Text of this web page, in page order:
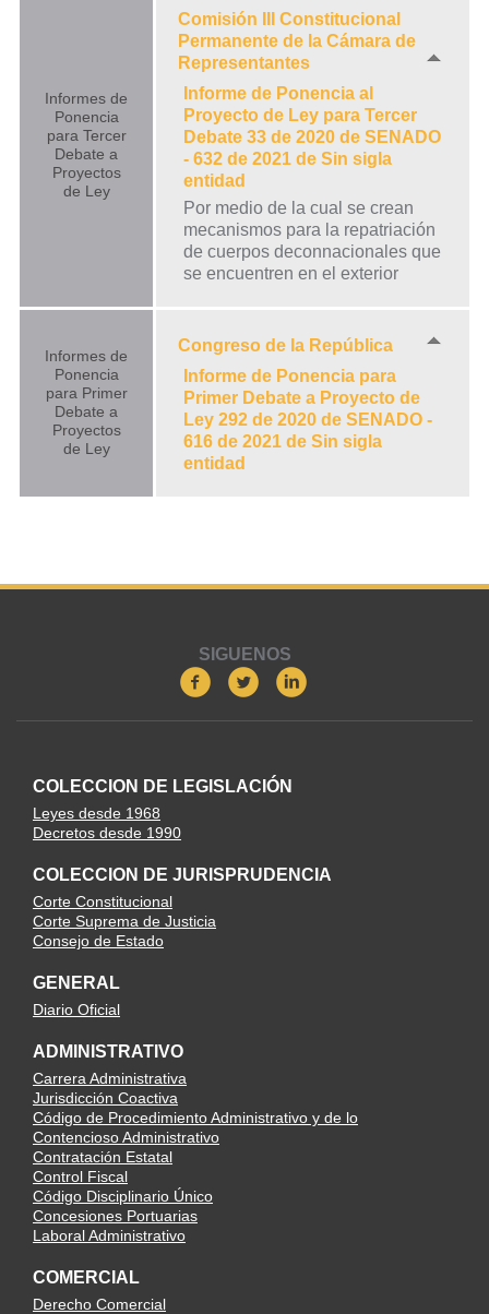
Informes de
Ponencia
para Tercer
Debate a
Proyectos
de Ley
Comisión III Constitucional
Permanente de la Cámara de
Representantes
Informe de Ponencia al
Proyecto de Ley para Tercer
Debate 33 de 2020 de SENADO
- 632 de 2021 de Sin sigla
entidad
Por medio de la cual se crean
mecanismos para la repatriación
de cuerpos deconnacionales que
se encuentren en el exterior
Informes de
Ponencia
para Primer
Debate a
Proyectos
de Ley
Congreso de la República
Informe de Ponencia para
Primer Debate a Proyecto de
Ley 292 de 2020 de SENADO -
616 de 2021 de Sin sigla
entidad
SIGUENOS
COLECCION DE LEGISLACIÓN
Leyes desde 1968
Decretos desde 1990
COLECCION DE JURISPRUDENCIA
Corte Constitucional
Corte Suprema de Justicia
Consejo de Estado
GENERAL
Diario Oficial
ADMINISTRATIVO
Carrera Administrativa
Jurisdicción Coactiva
Código de Procedimiento Administrativo y de lo
Contencioso Administrativo
Contratación Estatal
Control Fiscal
Código Disciplinario Único
Concesiones Portuarias
Laboral Administrativo
COMERCIAL
Derecho Comercial